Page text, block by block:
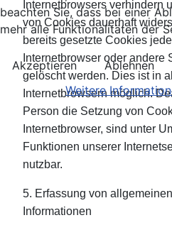
Internetbrowsers verhindern
von Cookies dauerhaft
bereits gesetzte Cookies
Internetbrowser oder andere
gelöscht werden. Dies ist in
Internetbrowsern möglich.
Person die Setzung von
Internetbrowser, sind unter
Funktionen unserer
nutzbar.
5. Erfassung von
Informationen
beachten Sie, dass bei einer
mehr alle Funktionalitäten der
Akzeptieren
Ablehnen
Weitere